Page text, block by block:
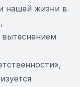
нашей жизни в